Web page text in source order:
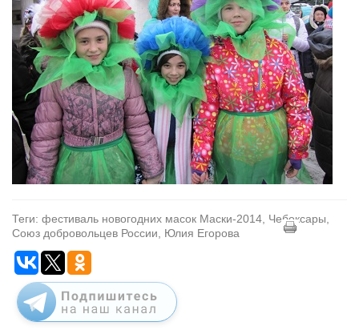
Теги: фестиваль новогодних масок Маски-2014, Чебоксары,
Союз добровольцев России, Юлия Егорова